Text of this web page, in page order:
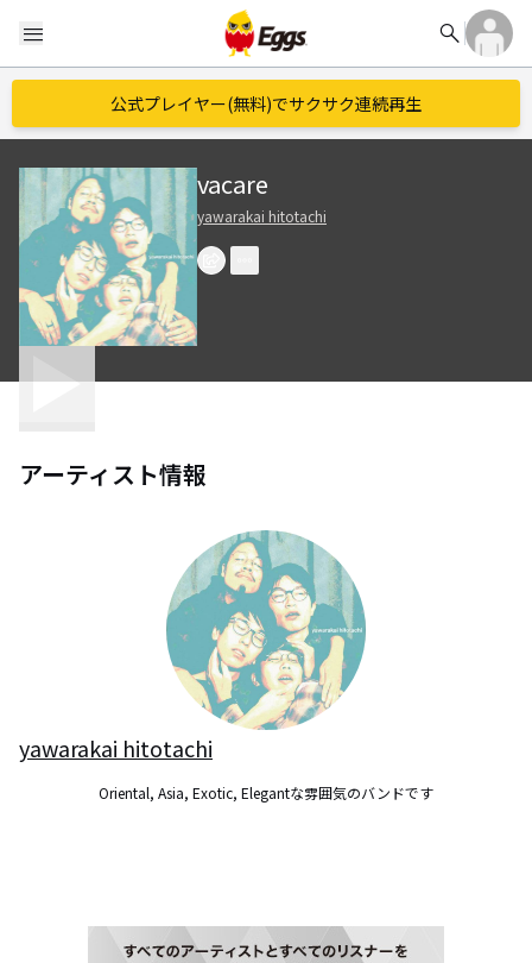
menu search
公式プレイヤー(無料)でサクサク連続再生
vacare
yawarakai hitotachi
アーティスト情報
yawarakai hitotachi
Oriental, Asia, Exotic, Elegantな雰囲気のバンドです